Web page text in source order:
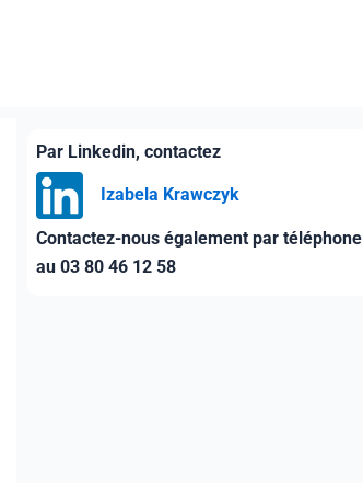
Par Linkedin, contactez
Izabela Krawczyk
Contactez-nous également par téléphone
au 03 80 46 12 58